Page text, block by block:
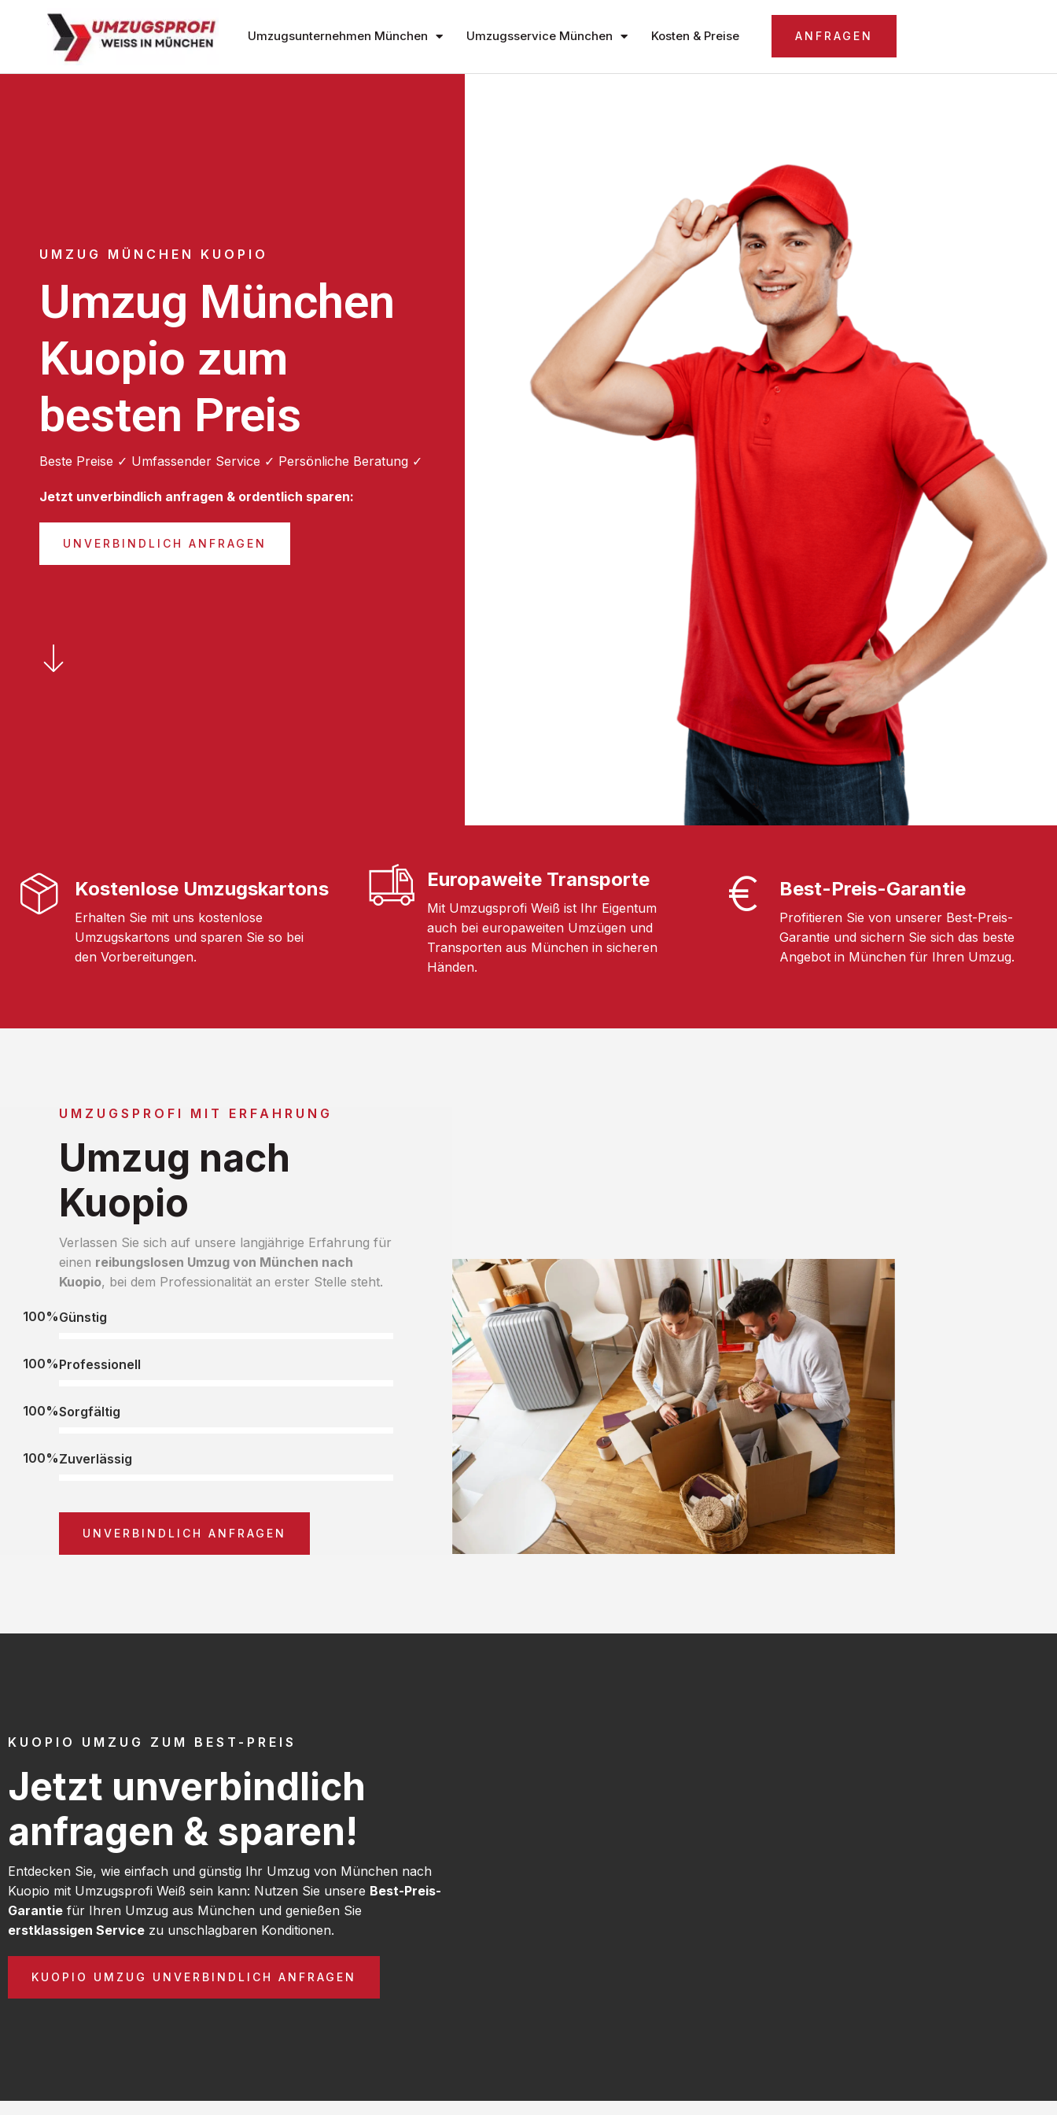
Umzugsunternehmen München Umzugsservice München Kosten & Preise ANFRAGEN
UMZUG MÜNCHEN KUOPIO
Umzug München
Kuopio zum
besten Preis
Beste Preise ✓ Umfassender Service ✓ Persönliche Beratung ✓
Jetzt unverbindlich anfragen & ordentlich sparen:
UNVERBINDLICH ANFRAGEN
Kostenlose Umzugskartons
Erhalten Sie mit uns kostenlose
Umzugskartons und sparen Sie so bei
den Vorbereitungen.
Europaweite Transporte
Mit Umzugsprofi Weiß ist Ihr Eigentum
auch bei europaweiten Umzügen und
Transporten aus München in sicheren
Händen.
Best-Preis-Garantie
Profitieren Sie von unserer Best-Preis-
Garantie und sichern Sie sich das beste
Angebot in München für Ihren Umzug.
UMZUGSPROFI MIT ERFAHRUNG
Umzug nach
Kuopio
Verlassen Sie sich auf unsere langjährige Erfahrung für
einen reibungslosen Umzug von München nach
Kuopio, bei dem Professionalität an erster Stelle steht.
Günstig
100%
Professionell
100%
Sorgfältig
100%
Zuverlässig
100%
UNVERBINDLICH ANFRAGEN
KUOPIO UMZUG ZUM BEST-PREIS
Jetzt unverbindlich
anfragen & sparen!
Entdecken Sie, wie einfach und günstig Ihr Umzug von München nach
Kuopio mit Umzugsprofi Weiß sein kann: Nutzen Sie unsere Best-Preis-
Garantie für Ihren Umzug aus München und genießen Sie
erstklassigen Service zu unschlagbaren Konditionen.
KUOPIO UMZUG UNVERBINDLICH ANFRAGEN